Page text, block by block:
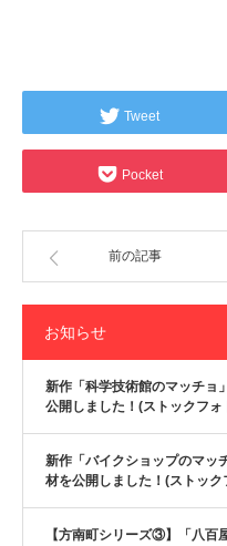
Tweet
Pocket
前の記事
お知らせ
新作「科学技術館のマッチョ
公開しました！(ストックフォ
新作「バイクショップのマッ
材を公開しました！(ストック
【方南町シリーズ③】「八百